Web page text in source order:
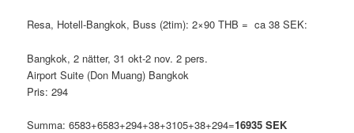
Resa, Hotell-Bangkok, Buss (2tim): 2×90 THB = ca 38 SEK:
Bangkok, 2 nätter, 31 okt-2 nov. 2 pers.
Airport Suite (Don Muang) Bangkok
Pris: 294
Summa: 6583+6583+294+38+3105+38+294=16935 SEK